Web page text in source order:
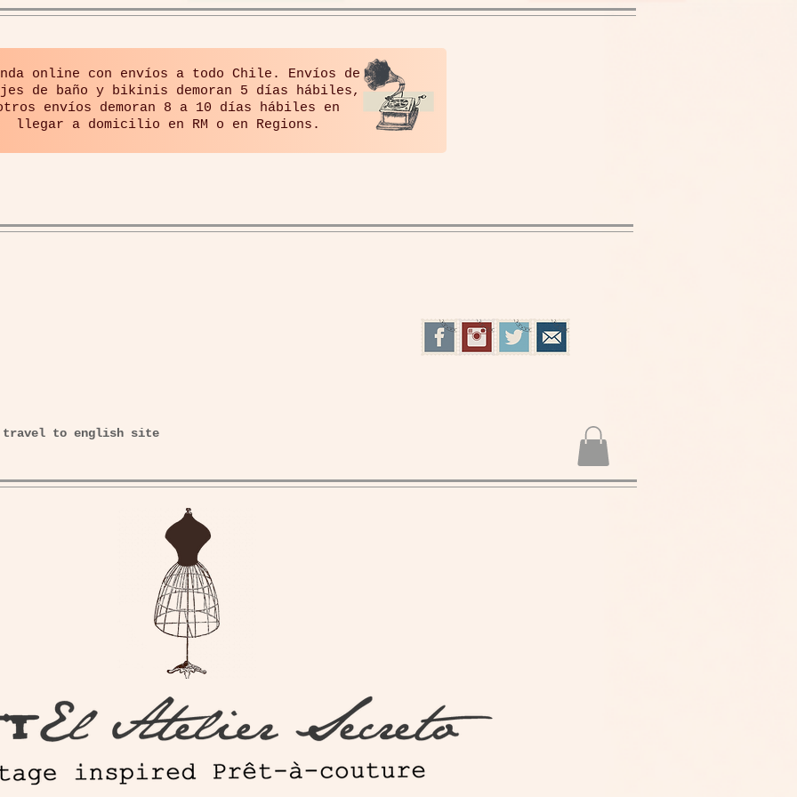
online con envíos a todo Chile. Envíos de
de baño y bikinis demoran 5 días hábiles,
envíos demoran 8 a 10 días hábiles en
llegar a domicilio en RM o en Regions.
travel to english site